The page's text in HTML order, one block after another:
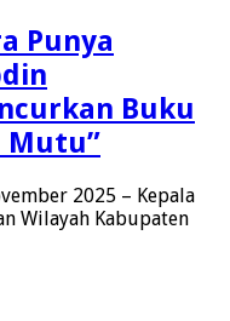
Punya
Buku
Mutu”
2025 – Kepala
Wilayah Kabupaten